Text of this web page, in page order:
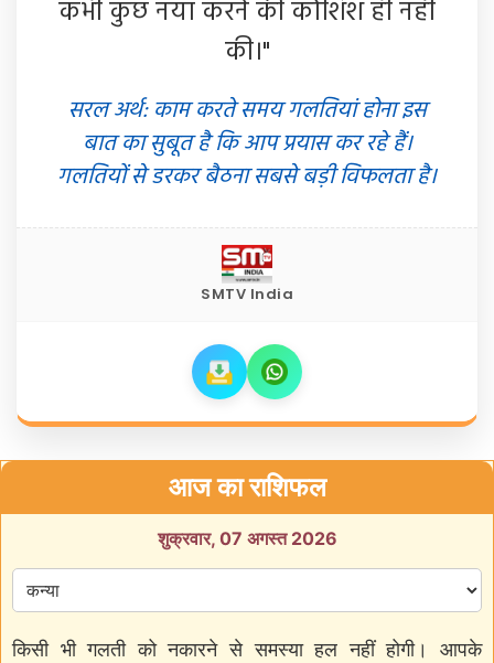
कभी कुछ नया करने की कोशिश ही नहीं
की।"
सरल अर्थ: काम करते समय गलतियां होना इस
बात का सुबूत है कि आप प्रयास कर रहे हैं।
गलतियों से डरकर बैठना सबसे बड़ी विफलता है।
SMTV India
आज का राशिफल
शुक्रवार, 07 अगस्त 2026
किसी भी गलती को नकारने से समस्या हल नहीं होगी। आपके